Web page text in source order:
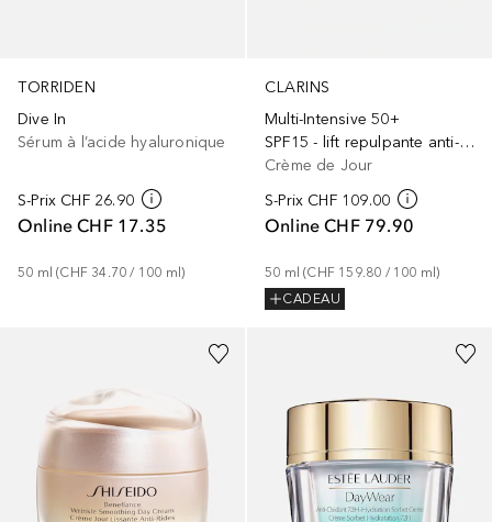
TORRIDEN
Dive In
Sérum à l’acide hyaluronique
S-Prix CHF 26.90
Online CHF 17.35
50 ml (CHF 34.70 / 100 ml)
CLARINS
Multi-Intensive 50+
SPF15 - lift repulpante anti-rides - toutes peaux
Crème de Jour
S-Prix CHF 109.00
Online CHF 79.90
50 ml (CHF 159.80 / 100 ml)
CADEAU